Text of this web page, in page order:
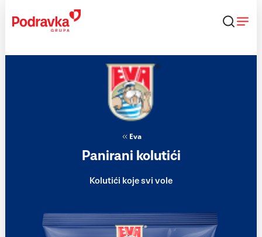
content
Eva
Panirani kolutići
Kolutići koje svi vole